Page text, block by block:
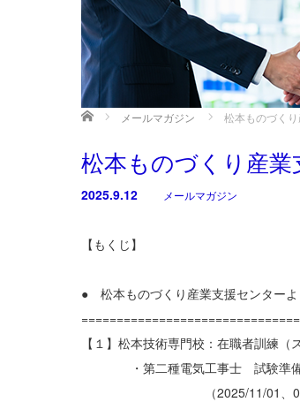
ホーム メールマガジン 松本ものづく
松本ものづくり産
2025.9.12 メールマガジン
【もくじ】
● 松本ものづくり産業支援センター
【１】松本技術専門校：在職者訓練
・第二種電気工事士 試験準備
（2025/11/01、08、